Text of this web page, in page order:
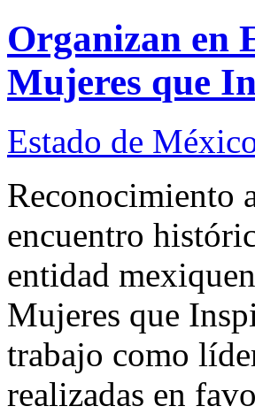
Organizan en
Mujeres que
Estado de
Reconocimiento
encuentro
entidad
Mujeres que
trabajo como
realizadas en